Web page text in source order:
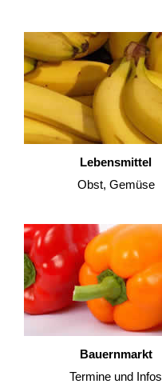
Lebensmittel
Obst, Gemüse
Bauernmarkt
Termine und Infos